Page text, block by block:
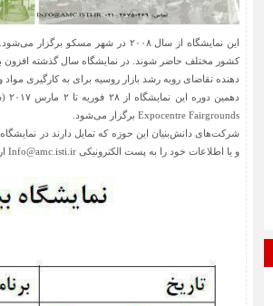
دهنده تقاضای روبه رشد بازار روسیه برای به کارگیری
Expocentre Fairgrounds برگزار می‌شود.
و یا اطلاعات خود را به پست الکترونیکی Info@amc.isti.ir ارسال نمایند.